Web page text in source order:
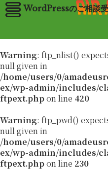
Warning: ftp_nlist()
null given in
/home/users/0/
ex/wp-admin/includes/
ftpext.phpon line 420
Warning: ftp_pwd()
null given in
/home/users/0/
ex/wp-admin/includes/
ftpext.phpon line 230
WordPressのご相談